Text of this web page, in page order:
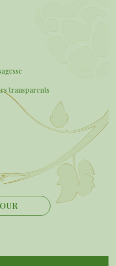
transparents